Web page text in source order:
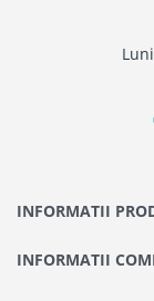
INFORMATII
INFORMATII